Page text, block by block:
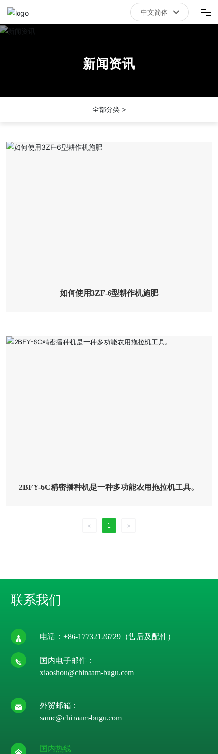
拼搏体育（China）有限责任公司官网
关于我们
中文简体
新闻资讯
全部分类 >
如何使用3ZF-6型耕作机施肥
2BFY-6C精密播种机是一种多功能农用拖拉机工具。
< 1 >
联系我们
电话：+86-17732126729 （售后及配件）
国内电子邮件：
xiaoshou@chinaam-bugu.com
外贸邮箱：
samc@chinaam-bugu.com
国内热线